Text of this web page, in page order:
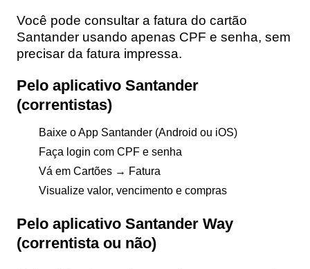
Você pode consultar a fatura do cartão
Santander usando apenas CPF e senha, sem
precisar da fatura impressa.
Pelo aplicativo Santander
(correntistas)
Baixe oApp Santander (Android ou iOS)
Faça login com CPF e senha
Vá em Cartões → Fatura
Visualize valor, vencimento e compras
Pelo aplicativo Santander Way
(correntista ou não)